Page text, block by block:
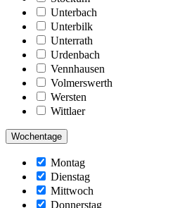
Unterbach
Unterbilk
Unterrath
Urdenbach
Vennhausen
Volmerswerth
Wersten
Wittlaer
Wochentage
Montag
Dienstag
Mittwoch
Donnerstag